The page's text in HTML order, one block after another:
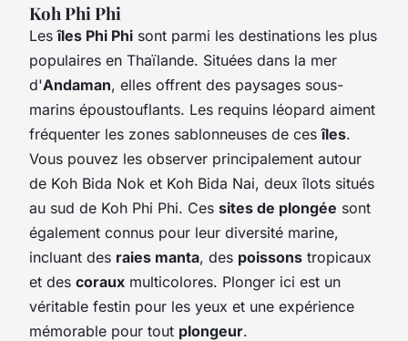
Koh Phi Phi
Lesîles Phi Phi sont parmi les destinations les plus
populaires en Thaïlande. Situées dans la mer
d'Andaman, elles offrent des paysages sous-
marins époustouflants. Les requins léopard aiment
fréquenter les zones sablonneuses de cesîles.
Vous pouvez les observer principalement autour
de Koh Bida Nok et Koh Bida Nai, deux îlots situés
au sud de Koh Phi Phi. Ces sites de plongée sont
également connus pour leur diversité marine,
incluant des raies manta, des poissons tropicaux
et des coraux multicolores. Plonger ici est un
véritable festin pour les yeux et une expérience
mémorable pour tout plongeur.